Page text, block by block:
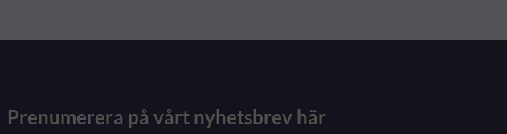
Prenumerera på vårt nyhetsbrev här